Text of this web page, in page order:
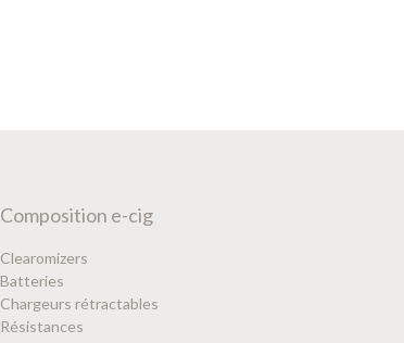
Composition e-cig
Clearomizers
Batteries
Chargeurs rétractables
Résistances